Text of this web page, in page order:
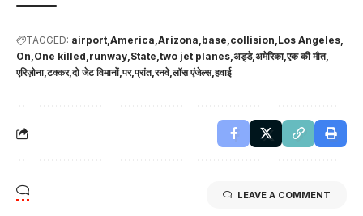
TAGGED: airport America Arizona base collision Los Angeles
On One killed runway State two jet planes अड्डे अमेरिका एक की मौत
एरिज़ोना टक्कर दो जेट विमानों पर प्रांत रनवे लॉस एंजेल्स हवाई
LEAVE A COMMENT